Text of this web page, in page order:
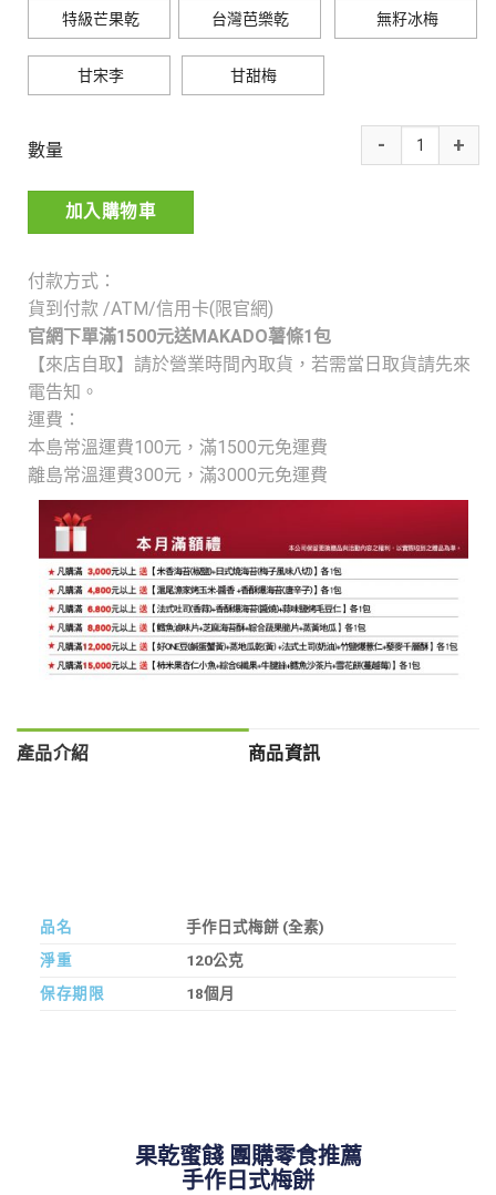
特級芒果乾 台灣芭樂乾 無籽冰梅
甘宋李 甘甜梅
數量
加入購物車
付款方式：
貨到付款 /ATM/信用卡(限官網)
官網下單滿1500元送MAKADO薯條1包
【來店自取】請於營業時間內取貨，若需當日取貨請先來
電告知。
運費：
本島常溫運費100元， 滿1500元免運費
離島常溫運費300元， 滿3000元免運費
產品介紹 商品資訊
品名
手作日式梅餅 (全素)
淨重
120公克
保存期限
18個月
果乾蜜餞 團購零食推薦
手作日式梅餅